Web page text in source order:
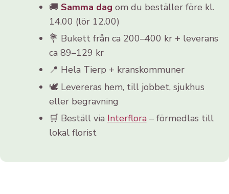
🚚 Samma dag om du beställer före kl.
14.00 (lör 12.00)
💐 Bukett från ca 200–400 kr + leverans
ca 89–129 kr
📍 Hela Tierp + kranskommuner
🕊️ Levereras hem, till jobbet, sjukhus
eller begravning
🛒 Beställ via Interflora– förmedlas till
lokal florist